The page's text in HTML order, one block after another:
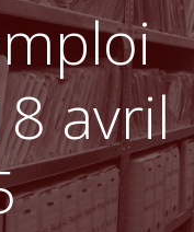
avril